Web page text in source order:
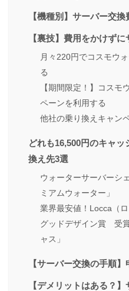
【機種別】サーバー交
【裏技】費用をかけず
月々220円でコスモウ
る
【期間限定！】コスモ
ペーンを利用する
他社の乗り換えキャン
どれも16,500円のキャ
換え先3選
ウォーターサーバーシ
ミアムウォーター」
業界最安値！Locca（ロ
グッドデザイン賞 受
ャス」
【サーバー交換の手順
【デメリットはある？